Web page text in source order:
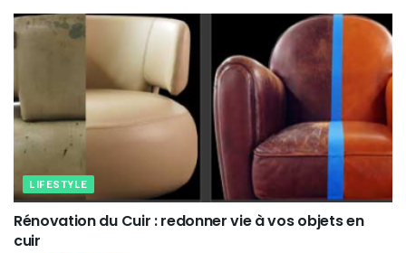
LIFESTYLE
Rénovation du Cuir : redonner vie à vos objets en
cuir